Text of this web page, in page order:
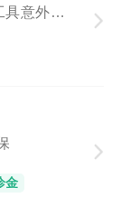
涵盖各类交通意外#交通工具意外与意外事故叠加赔付
金